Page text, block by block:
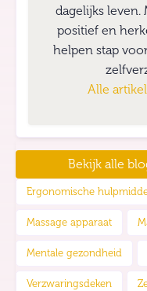
dagelijks
positief en
helpen stap
Alle
Bekijk alle
Ergonomische
Massage apparaat
Mentale gezondheid
Verzwaringsdeken